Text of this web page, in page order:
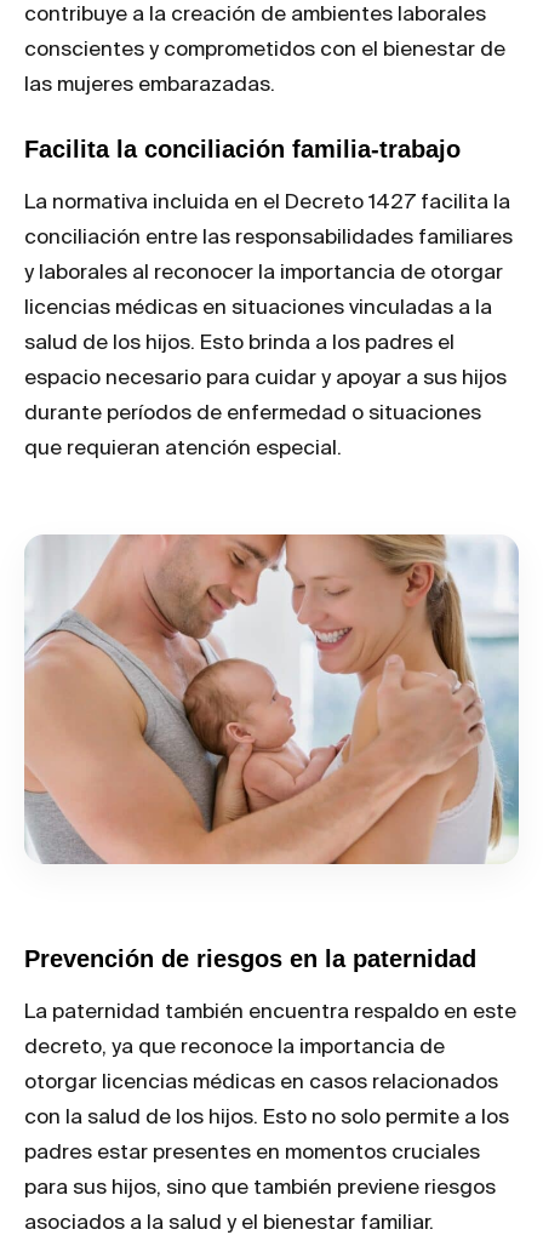
contribuye a la creación de ambientes laborales
conscientes y comprometidos con el bienestar de
las mujeres embarazadas.
Facilita la conciliación familia-trabajo
La normativa incluida en el Decreto 1427 facilita la
conciliación entre las responsabilidades familiares
y laborales al reconocer la importancia de otorgar
licencias médicas en situaciones vinculadas a la
salud de los hijos. Esto brinda a los padres el
espacio necesario para cuidar y apoyar a sus hijos
durante períodos de enfermedad o situaciones
que requieran atención especial.
Prevención de riesgos en la paternidad
La paternidad también encuentra respaldo en este
decreto, ya que reconoce la importancia de
otorgar licencias médicas en casos relacionados
con la salud de los hijos. Esto no solo permite a los
padres estar presentes en momentos cruciales
para sus hijos, sino que también previene riesgos
asociados a la salud y el bienestar familiar.